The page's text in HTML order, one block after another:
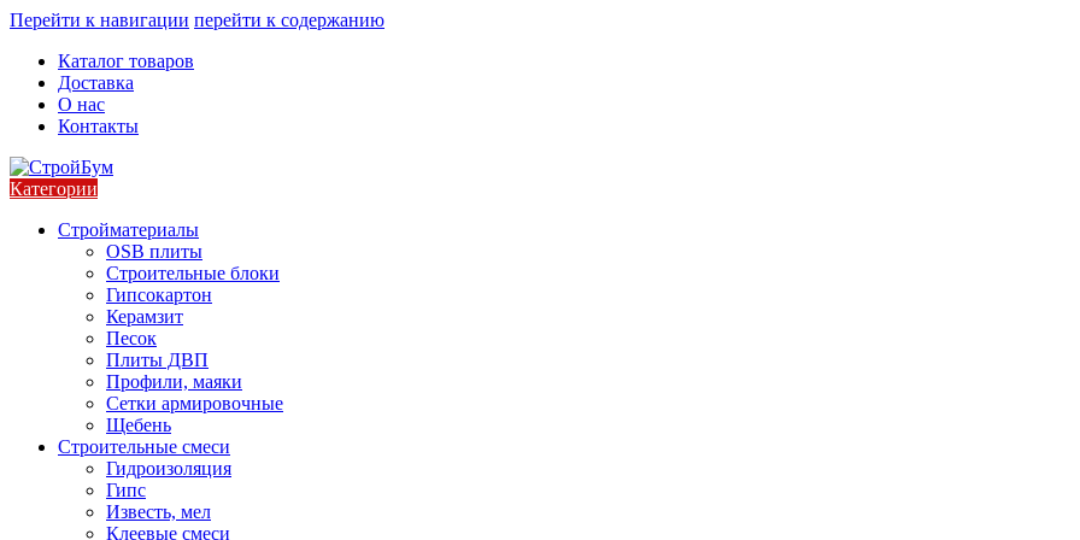
Перейти к навигации перейти к содержанию
Каталог товаров
Доставка
О нас
Контакты
Категории
Стройматериалы
OSB плиты
Строительные блоки
Гипсокартон
Керамзит
Песок
Плиты ДВП
Профили, маяки
Сетки армировочные
Щебень
Строительные смеси
Гидроизоляция
Гипс
Известь, мел
Клеевые смеси